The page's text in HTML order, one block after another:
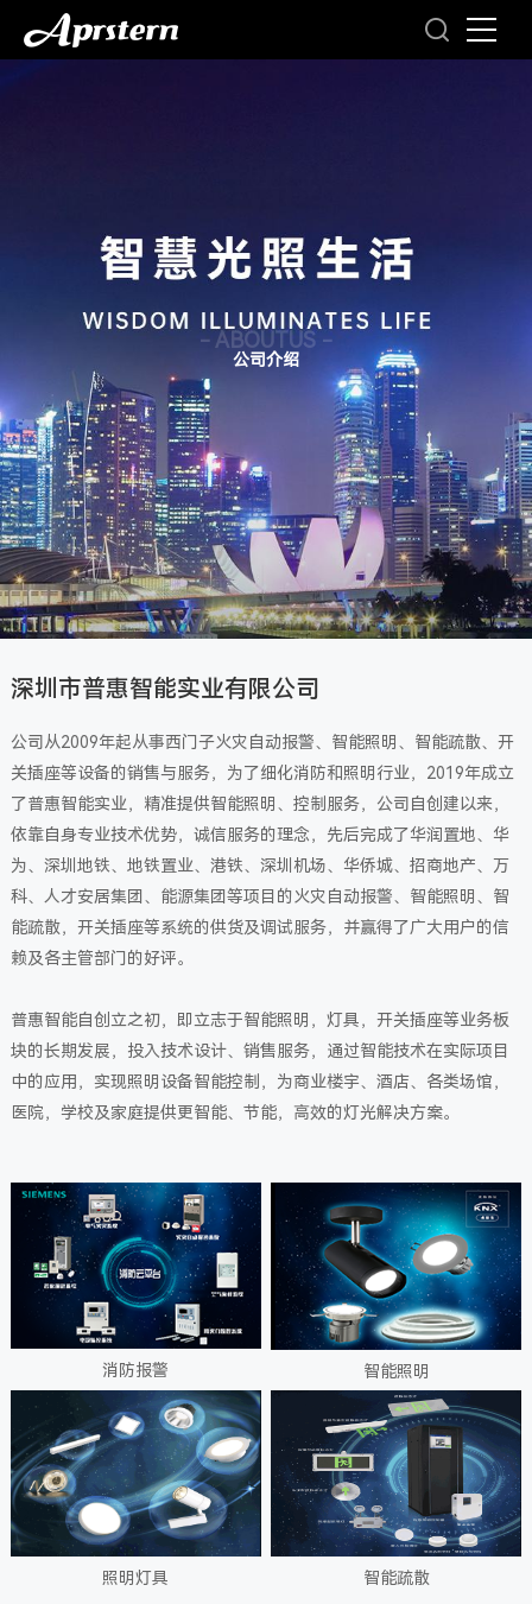
- ABOUTUS -
公司介绍
深圳市普惠智能实业有限公司
公司从2009年起从事西门子火灾自动报警、智能照明、智能疏散、开
关插座等设备的销售与服务，为了细化消防和照明行业，2019年成立
了普惠智能实业，精准提供智能照明、控制服务，公司自创建以来，
依靠自身专业技术优势，诚信服务的理念，先后完成了华润置地、华
为、深圳地铁、地铁置业、港铁、深圳机场、华侨城、招商地产、万
科、人才安居集团、能源集团等项目的火灾自动报警、智能照明、智
能疏散，开关插座等系统的供货及调试服务，并赢得了广大用户的信
赖及各主管部门的好评。
普惠智能自创立之初，即立志于智能照明，灯具，开关插座等业务板
块的长期发展，投入技术设计、销售服务，通过智能技术在实际项目
中的应用，实现照明设备智能控制，为商业楼宇、酒店、各类场馆，
医院，学校及家庭提供更智能、节能，高效的灯光解决方案。
消防报警 智能照明
照明灯具 智能疏散